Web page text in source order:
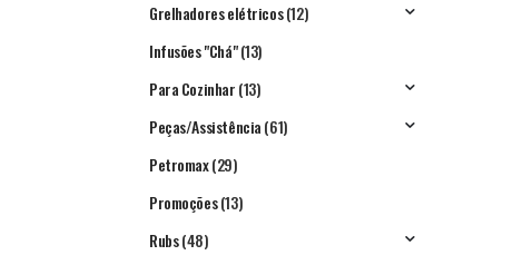
Grelhadores elétricos(12)
Infusões "Chá"(13)
Para Cozinhar(13)
Peças/Assistência(61)
Petromax(29)
Promoções(13)
Rubs(48)